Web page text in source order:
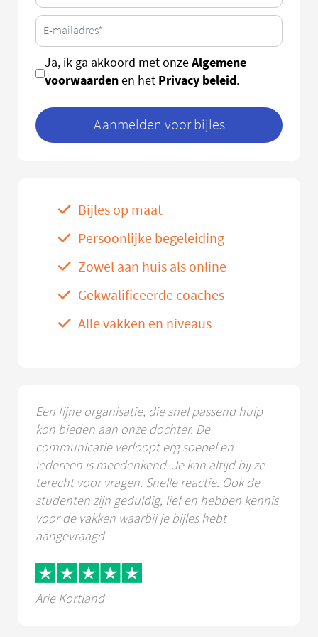
Ja, ik ga akkoord met onzeAlgemene
voorwaardenen het Privacy beleid.
Aanmelden voor bijles
Bijles op maat
Persoonlijke begeleiding
Zowel aan huis als online
Gekwalificeerde coaches
Alle vakken en niveaus
Een fijne organisatie, die snel passend hulp
kon bieden aan onze dochter. De
communicatie verloopt erg soepel en
iedereen is meedenkend. Je kan altijd bij ze
terecht voor vragen. Snelle reactie. Ook de
studenten zijn geduldig, lief en hebben kennis
voor de vakken waarbij je bijles hebt
aangevraagd.
Arie Kortland